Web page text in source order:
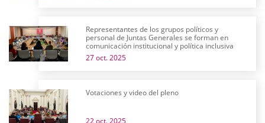
Representantes de los grupos políticos y
personal de Juntas Generales se forman en
comunicación institucional y política inclusiva
27 oct. 2025
Votaciones y video del pleno
22 oct. 2025